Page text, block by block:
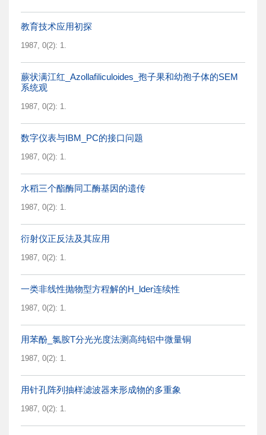
教育技术应用初探
1987, 0(2): 1.
蕨状满江红_Azollafiliculoides_孢子果和幼孢子体的SEM
系统观
1987, 0(2): 1.
数字仪表与IBM_PC的接口问题
1987, 0(2): 1.
水稻三个酯酶同工酶基因的遗传
1987, 0(2): 1.
衍射仪正反法及其应用
1987, 0(2): 1.
一类非线性抛物型方程解的H_lder连续性
1987, 0(2): 1.
用苯酚_氯胺T分光光度法测高纯铝中微量铜
1987, 0(2): 1.
用针孔阵列抽样滤波器来形成物的多重象
1987, 0(2): 1.